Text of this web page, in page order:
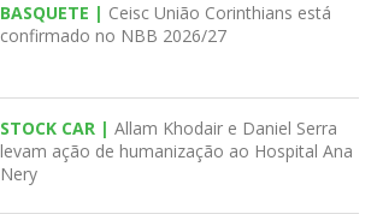
BASQUETE | Ceisc União Corinthians está
confirmado no NBB 2026/27
STOCK CAR | Allam Khodair e Daniel Serra
levam ação de humanização ao Hospital Ana
Nery